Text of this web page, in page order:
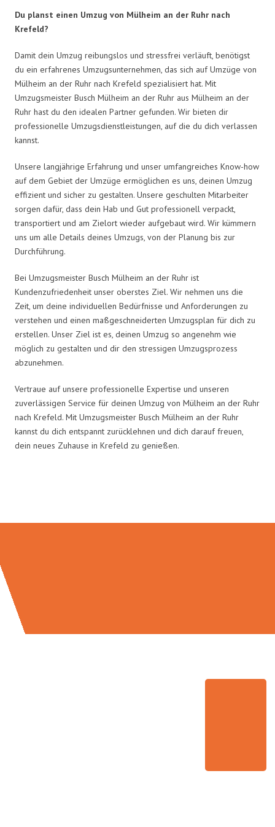
Du planst einen Umzug von Mülheim an der Ruhr nach
Krefeld?
Damit dein Umzug reibungslos und stressfrei verläuft, benötigst
du ein erfahrenes Umzugsunternehmen, das sich auf Umzüge von
Mülheim an der Ruhr nach Krefeld spezialisiert hat. Mit
Umzugsmeister Busch Mülheim an der Ruhr aus Mülheim an der
Ruhr hast du den idealen Partner gefunden. Wir bieten dir
professionelle Umzugsdienstleistungen, auf die du dich verlassen
kannst.
Unsere langjährige Erfahrung und unser umfangreiches Know-how
auf dem Gebiet der Umzüge ermöglichen es uns, deinen Umzug
effizient und sicher zu gestalten. Unsere geschulten Mitarbeiter
sorgen dafür, dass dein Hab und Gut professionell verpackt,
transportiert und am Zielort wieder aufgebaut wird. Wir kümmern
uns um alle Details deines Umzugs, von der Planung bis zur
Durchführung.
Bei Umzugsmeister Busch Mülheim an der Ruhr ist
Kundenzufriedenheit unser oberstes Ziel. Wir nehmen uns die
Zeit, um deine individuellen Bedürfnisse und Anforderungen zu
verstehen und einen maßgeschneiderten Umzugsplan für dich zu
erstellen. Unser Ziel ist es, deinen Umzug so angenehm wie
möglich zu gestalten und dir den stressigen Umzugsprozess
abzunehmen.
Vertraue auf unsere professionelle Expertise und unseren
zuverlässigen Service für deinen Umzug von Mülheim an der Ruhr
nach Krefeld. Mit Umzugsmeister Busch Mülheim an der Ruhr
kannst du dich entspannt zurücklehnen und dich darauf freuen,
dein neues Zuhause in Krefeld zu genießen.